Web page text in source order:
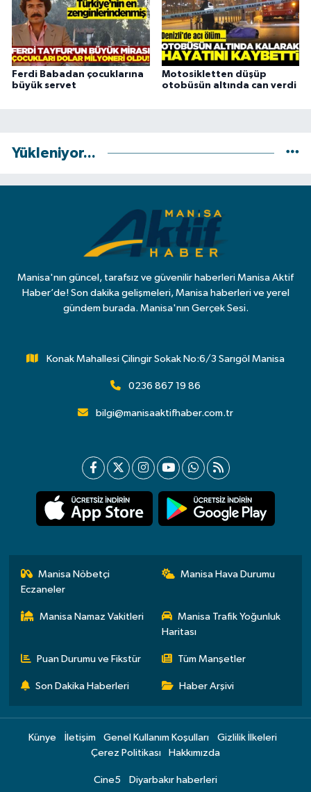
Ferdi Babadan çocuklarına
büyük servet
Motosikletten düşüp
otobüsün altında can verdi
Yükleniyor...
Manisa'nın güncel, tarafsız ve güvenilir haberleri Manisa Aktif
Haber’de! Son dakika gelişmeleri, Manisa haberleri ve yerel
gündem burada. Manisa'nın Gerçek Sesi.
Konak Mahallesi Çilingir Sokak No:6/3 Sarıgöl Manisa
0236 867 19 86
bilgi@manisaaktifhaber.com.tr
Manisa Nöbetçi
Eczaneler
Manisa Hava Durumu
Manisa Namaz Vakitleri
Manisa Trafik Yoğunluk
Haritası
Puan Durumu ve Fikstür Tüm Manşetler
Son Dakika Haberleri Haber Arşivi
Künye İletişim Genel Kullanım Koşulları
Gizlilik İlkeleri
Çerez Politikası
Hakkımızda
Cine5 Diyarbakır haberleri